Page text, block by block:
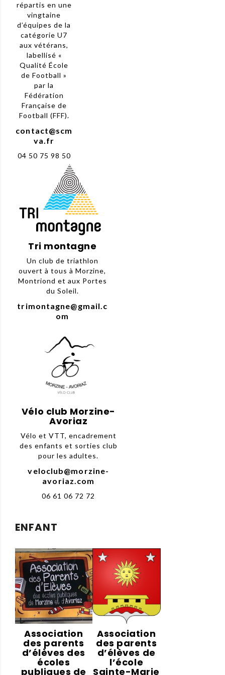
répartis en une
vingtaine
d’équipes de la
catégorie U7
aux vétérans,
labellisé «
Qualité École
de Football »
par la
Fédération
Française de
Football (FFF).
contact@scm
va.fr
04 50 75 98 50
Tri montagne
Un club de triathlon
ouvert à tous à Morzine,
Montriond et aux Portes
du Soleil.
trimontagne@gmail.c
om
Vélo club Morzine-
Avoriaz
Vélo et VTT, encadrement
des enfants et sorties club
pour les adultes.
veloclub@morzine-
avoriaz.com
06 61 06 72 72
ENFANT
Association
des parents
d’élèves des
écoles
publiques de
Association
des parents
d’élèves de
l’école
Sainte-Marie